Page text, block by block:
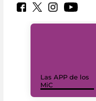
Las APP de los
MiC